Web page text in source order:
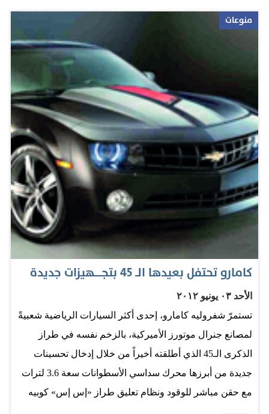
إلى إنتاج السيارات أيضا. "انظر إلى صناعة السيارات، انها
Drexler، وأضاف: "حلم ستيف قبل الموت كان تصميم آي
كار". ورجح عضو مجلس الإدارة في عملاقة الأجهزة الذكية أن
العربة ربما ستحصل على حوالي 50% من السوق، واشار
"جوبز لم يبدأ في تصميمها على الإطلاق". المصدر: بانوراما
منوعات
كامارو تحتفل بعيدها الــ 45 بتجــــــهيزات جديدة
الأحد ٠٣ يونيو ٢٠١٢
تستمرّ شفروليه كامارو، إحدى أكثر السيارات الرياضية شعبيةً
لمصانع جنرال موتورز الأميركية، بالزخم نفسه في طراز
الذكرى الـ45 الذي أطلقته أخيراً من خلال إدخال تحسينات
جديدة من أبرزها محرك سداسي الأسطوانات سعة 3.6 لترات
مع حقن مباشر للوقود ونظام تعليق طراز «إس إس» كوبيه